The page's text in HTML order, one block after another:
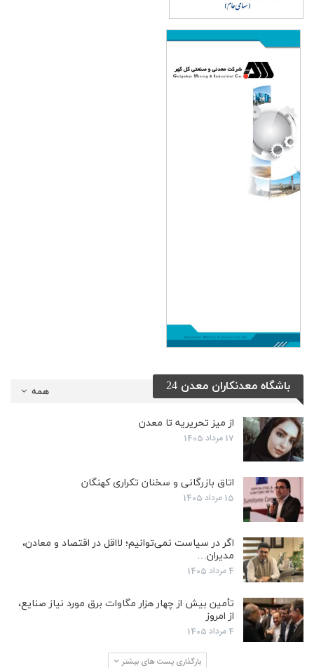
همه باشگاه معدنکاران معدن 24
از میز تحریریه تا معدن
17 مرداد 1405
اتاق بازرگانی و سخنان تکراری کهنگان
15 مرداد 1405
اگر در سیاست نمی‌توانیم؛ لااقل در اقتصاد و معادن،
مدیران…
4 مرداد 1405
تأمین بیش از چهار هزار مگاوات برق مورد نیاز صنایع،
از امروز
4 مرداد 1405
بارگذاری پست های بیشتر